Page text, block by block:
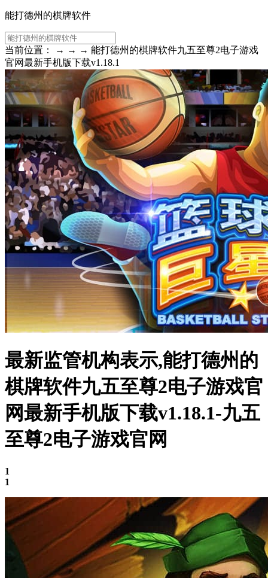
能打德州的棋牌软件
当前位置： → → → 能打德州的棋牌软件九五至尊2电子游戏
官网最新手机版下载v1.18.1
最新监管机构表示,能打德州的
棋牌软件九五至尊2电子游戏官
网最新手机版下载v1.18.1-九五
至尊2电子游戏官网
1
1